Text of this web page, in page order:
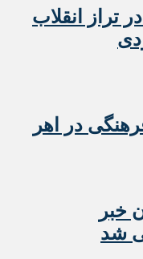
تراز انقلاب
خبر
شد